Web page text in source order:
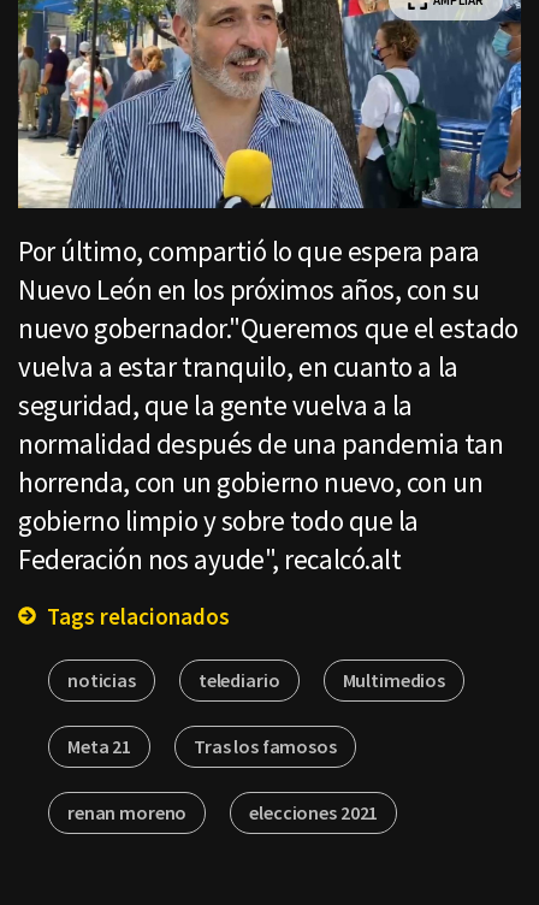
Por último, compartió lo que espera para
Nuevo León en los próximos años, con su
nuevo gobernador."Queremos que el estado
vuelva a estar tranquilo, en cuanto a la
seguridad, que la gente vuelva a la
normalidad después de una pandemia tan
horrenda, con un gobierno nuevo, con un
gobierno limpio y sobre todo que la
Federación nos ayude", recalcó.alt
Tags relacionados
noticias telediario Multimedios
Meta 21 Tras los famosos
renan moreno elecciones 2021